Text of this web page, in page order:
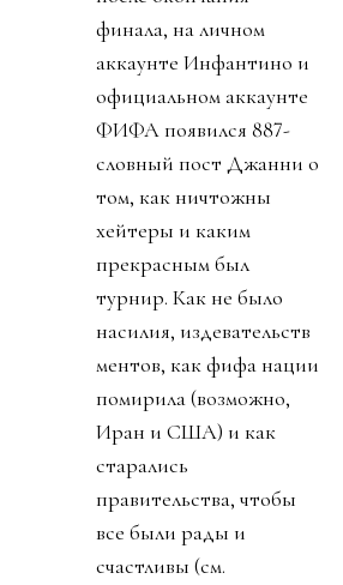
крючок давно
созревшего плана:
прихватизация футбола.
О том как почти
День 0. 26 июля 2026.
Ровно через неделю
после окончания
финала, на личном
аккаунте Инфантино и
официальном аккаунте
ФИФА появился 887-
словный пост Джанни о
том, как ничтожны
хейтеры и каким
прекрасным был